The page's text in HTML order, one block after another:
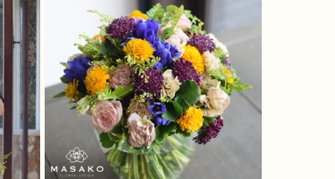
NFDディプロマプリザーブドフラワーコース
キッズフラワーレッス トピックス